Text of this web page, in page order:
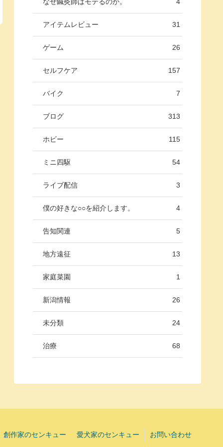
アイテムレビュー 31
ゲーム 26
セルフケア 157
バイク 7
ブログ 313
ホビー 115
ミニ四駆 54
ライブ配信 3
僕の好きな○○を紹介します。 4
告知関連 5
地方遠征 13
家庭菜園 1
新潟情報 26
未分類 24
治療 68
創作家のセンキュー 愛犬家のセンキュー お問い合わせ